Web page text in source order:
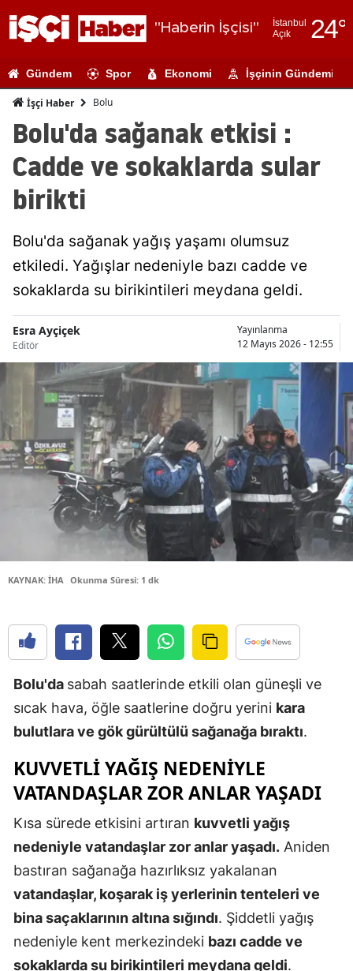
"Haberin İşçisi"
İstanbul
Açık
24°
Adıyaman
Ağrı
Amasya
Antalya
Artvin
Balıkesir
Bilecik
Bitlis
Bolu
Burdur
Bursa
Çanakkale
Çorum
Denizli
Diyarbakır
Edirne
Erzincan
Erzurum
Eskişehir
Gaziantep
Giresun
Gündem Spor Ekonomi İşçinin Gündemi
İşçi Haber Bolu
Bolu'da sağanak etkisi :
Cadde ve sokaklarda sular
birikti
Bolu'da sağanak yağış yaşamı olumsuz
etkiledi. Yağışlar nedeniyle bazı cadde ve
sokaklarda su birikintileri meydana geldi.
Esra Ayçiçek
Editör
Yayınlanma
12 Mayıs 2026 - 12:55
KAYNAK: İHA Okunma Süresi: 1 dk
Bolu'da sabah saatlerinde etkili olan güneşli ve
sıcak hava, öğle saatlerine doğru yerini kara
bulutlara ve gök gürültülü sağanağa bıraktı.
KUVVETLI YAĞIŞ NEDENIYLE
VATANDAŞLAR ZOR ANLAR YAŞADI
Kısa sürede etkisini artıran kuvvetli yağış
nedeniyle vatandaşlar zor anlar yaşadı. Aniden
bastıran sağanağa hazırlıksız yakalanan
vatandaşlar, koşarak iş yerlerinin tenteleri ve
bina saçaklarının altına sığındı. Şiddetli yağış
nedeniyle kent merkezindeki bazı cadde ve
sokaklarda su birikintileri meydana geldi.